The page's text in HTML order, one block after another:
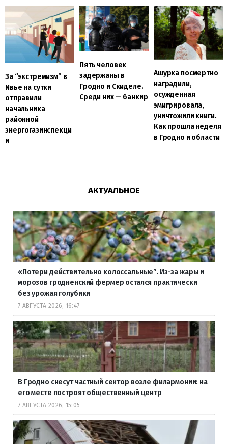
За “экстремизм” в
Ивье на сутки
отправили
начальника
районной
энергогазинспекци
и
Пять человек
задержаны в
Гродно и Скиделе.
Среди них — банкир
Ашурка посмертно
наградили,
осужденная
эмигрировала,
уничтожили книги.
Как прошла неделя
в Гродно и области
АКТУАЛЬНОЕ
«Потери действительно колоссальные”. Из-за жары и
морозов гродненский фермер остался практически
без урожая голубики
7 АВГУСТА 2026, 16:47
В Гродно снесут частный сектор возле филармонии: на
его месте построят общественный центр
7 АВГУСТА 2026, 15:05